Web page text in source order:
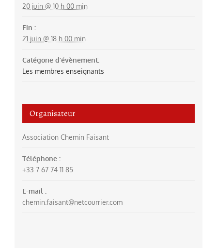
20 juin @ 10 h 00 min
Fin :
21 juin @ 18 h 00 min
Catégorie d’évènement:
Les membres enseignants
Organisateur
Association Chemin Faisant
Téléphone :
+33 7 67 74 11 85
E-mail :
chemin.faisant@netcourrier.com